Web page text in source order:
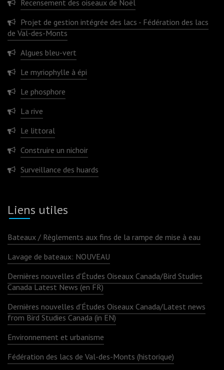
Recensement des oiseaux de Noël
Projet de gestion intégrée des lacs - Fédération des lacs
de Val-des-Monts
Algues bleu-vert
Le myriophylle à épi
Le phosphore
La rive
Le littoral
Construire un nichoir
Surveillance des huards
Liens utiles
Bateaux / Règlements aux fins de la rampe de mise à eau
Lavage de bateaux: NOUVEAU
Dernières nouvelles d'Études Oiseaux Canada/Bird Studies
Canada Latest News (en FR)
Dernières nouvelles d'Études Oiseaux Canada/Latest news
from Bird Studies Canada (in EN)
Environnement et urbanisme
Fédération des lacs de Val-des-Monts (historique)